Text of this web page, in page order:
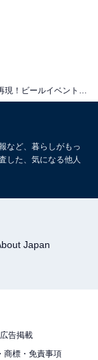
画像提供：横浜赤レ
など、暮らしがもっ
した、気になる他人
Japan
広告掲載
商標・免責事項